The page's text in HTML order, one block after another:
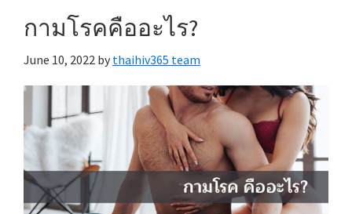
กามโรคคืออะไร?
June 10, 2022 by thaihiv365 team